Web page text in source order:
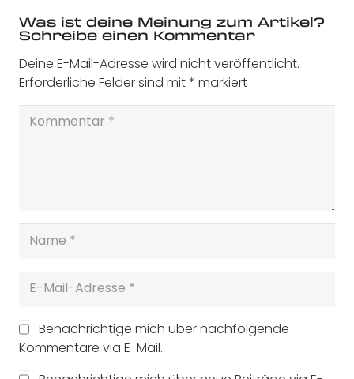
Was ist deine Meinung zum Artikel?
Schreibe einen Kommentar
Deine E-Mail-Adresse wird nicht veröffentlicht.
Erforderliche Felder sind mit* markiert
Benachrichtige mich über nachfolgende
Kommentare via E-Mail.